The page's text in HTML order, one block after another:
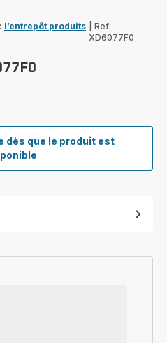
l’entrepôt produits
Ref:
XD6077F0
dès que le produit est
Filtre
Allergy